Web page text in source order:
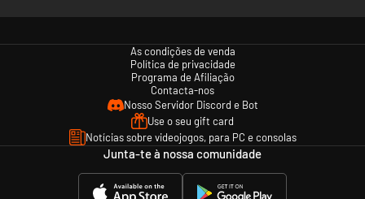
As condições de venda
Política de privacidade
Programa de Afiliação
Contacta-nos
Nosso Servidor Discord e Bot
Use o seu gift card
Notícias sobre videojogos, para PC e consolas
Junta-te à nossa comunidade